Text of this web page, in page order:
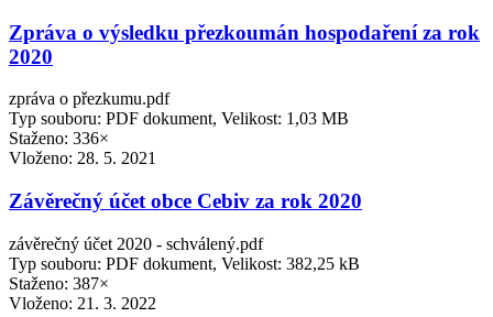
Zpráva o výsledku přezkoumán hospodaření za rok
2020
zpráva o přezkumu.pdf
Typ souboru: PDF dokument, Velikost: 1,03 MB
Staženo: 336×
Vloženo: 28. 5. 2021
Závěrečný účet obce Cebiv za rok 2020
závěrečný účet 2020 - schválený.pdf
Typ souboru: PDF dokument, Velikost: 382,25 kB
Staženo: 387×
Vloženo: 21. 3. 2022